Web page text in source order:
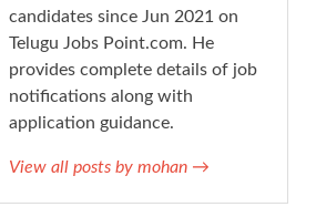
candidates since Jun 2021 on
Telugu Jobs Point.com. He
provides complete details of job
notifications along with
application guidance.
View all posts by mohan →